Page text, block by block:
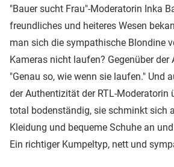
"Bauer sucht Frau"-Moderatorin Inka
freundliches und heiteres Wesen
man sich die sympathische Blondine
Kameras nicht laufen? Gegenüber der
"Genau so, wie wenn sie laufen." Und
der Authentizität der RTL-Moderatorin
total bodenständig, sie schminkt sich
Kleidung und bequeme Schuhe an
Ein richtiger Kumpeltyp, nett und